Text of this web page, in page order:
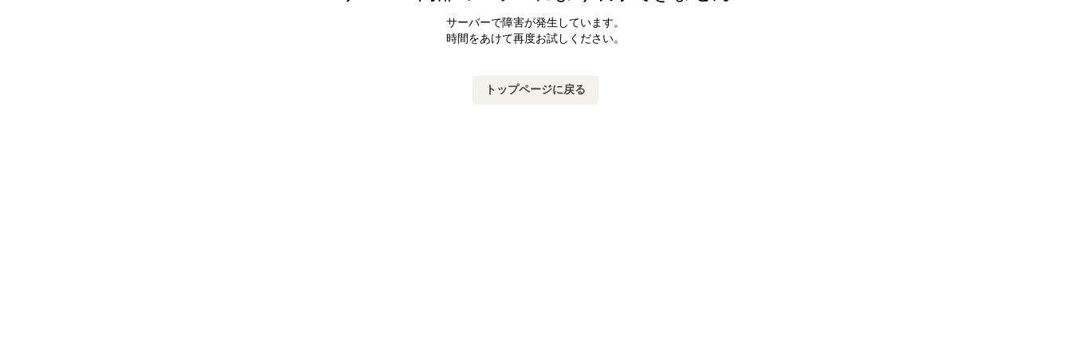
サーバーで障害が発生しています。
時間をあけて再度お試しください。
トップページに戻る